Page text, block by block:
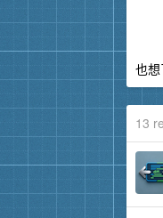
也
13